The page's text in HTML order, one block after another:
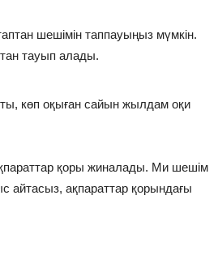
шешімін таппауыңыз мүмкін.
тауып алады.
көп оқыған сайын жылдам оқи
қоры жиналады. Ми шешім
айтасыз, ақпараттар қорындағы